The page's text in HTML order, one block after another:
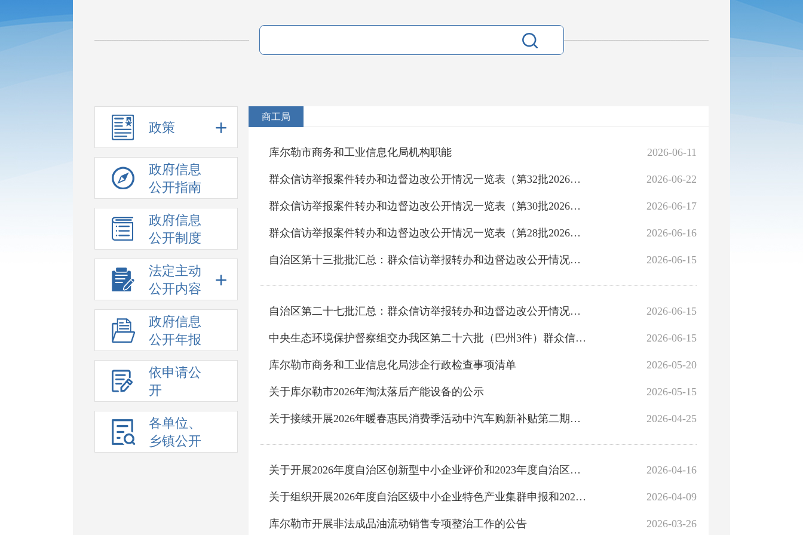
政策
政府信息
公开指南
政府信息
公开制度
法定主动
公开内容
政府信息
公开年报
依申请公
开
各单位、
乡镇公开
商工局
2026-06-11
库尔勒市商务和工业信息化局机构职能
2026-06-22
群众信访举报案件转办和边督边改公开情况一览表（第32批2026年6月22日）
2026-06-17
群众信访举报案件转办和边督边改公开情况一览表（第30批2026年6月17日）
2026-06-16
群众信访举报案件转办和边督边改公开情况一览表（第28批2026年6月16日）
2026-06-15
自治区第十三批批汇总：群众信访举报转办和边督边改公开情况一览表
2026-06-15
自治区第二十七批汇总：群众信访举报转办和边督边改公开情况一览表
2026-06-15
中央生态环境保护督察组交办我区第二十六批（巴州3件）群众信访举报案件办理情况
2026-05-20
库尔勒市商务和工业信息化局涉企行政检查事项清单
2026-05-15
关于库尔勒市2026年淘汰落后产能设备的公示
2026-04-25
关于接续开展2026年暖春惠民消费季活动中汽车购新补贴第二期活动的公告
2026-04-16
关于开展2026年度自治区创新型中小企业评价和2023年度自治区创新型中小企业复核工作的通知
2026-04-09
关于组织开展2026年度自治区级中小企业特色产业集群申报和2023年度自治区级中小企业特色产业集群复核工作的...
2026-03-26
库尔勒市开展非法成品油流动销售专项整治工作的公告